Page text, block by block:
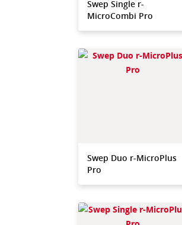
Swep Single r-
MicroCombi Pro
Swep Duo r-MicroPlus
Pro